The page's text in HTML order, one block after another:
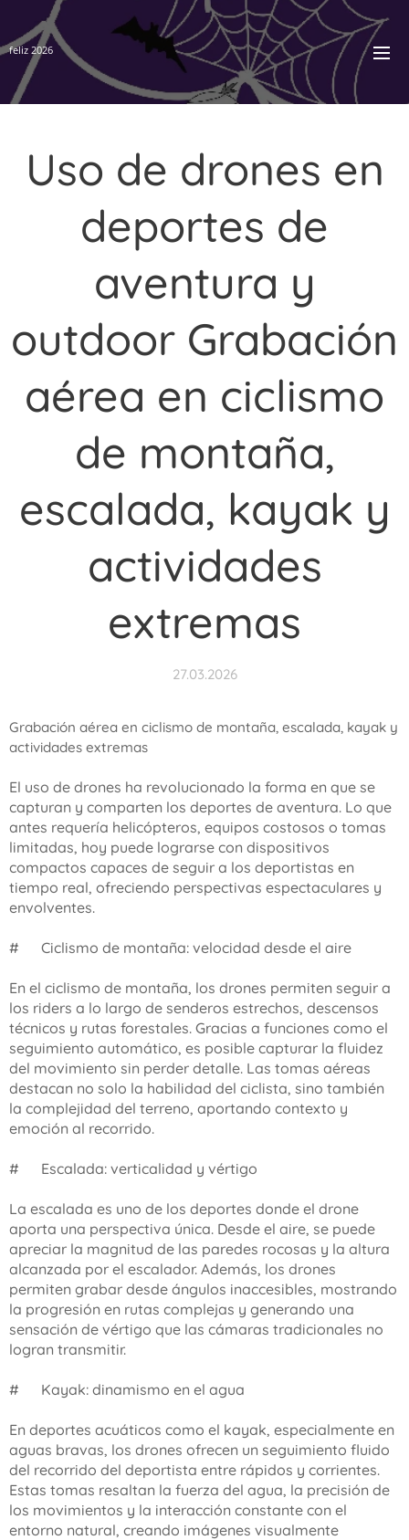
feliz 2026
Uso de drones en
deportes de
aventura y
outdoor Grabación
aérea en ciclismo
de montaña,
escalada, kayak y
actividades
extremas
27.03.2026
Grabación aérea en ciclismo de montaña, escalada, kayak y
actividades extremas
El uso de drones ha revolucionado la forma en que se
capturan y comparten los deportes de aventura. Lo que
antes requería helicópteros, equipos costosos o tomas
limitadas, hoy puede lograrse con dispositivos
compactos capaces de seguir a los deportistas en
tiempo real, ofreciendo perspectivas espectaculares y
envolventes.
#🚴‍♂️ Ciclismo de montaña: velocidad desde el aire
En el ciclismo de montaña, los drones permiten seguir a
los riders a lo largo de senderos estrechos, descensos
técnicos y rutas forestales. Gracias a funciones como el
seguimiento automático, es posible capturar la fluidez
del movimiento sin perder detalle. Las tomas aéreas
destacan no solo la habilidad del ciclista, sino también
la complejidad del terreno, aportando contexto y
emoción al recorrido.
#🧗 Escalada: verticalidad y vértigo
La escalada es uno de los deportes donde el drone
aporta una perspectiva única. Desde el aire, se puede
apreciar la magnitud de las paredes rocosas y la altura
alcanzada por el escalador. Además, los drones
permiten grabar desde ángulos inaccesibles, mostrando
la progresión en rutas complejas y generando una
sensación de vértigo que las cámaras tradicionales no
logran transmitir.
#🚣 Kayak: dinamismo en el agua
En deportes acuáticos como el kayak, especialmente en
aguas bravas, los drones ofrecen un seguimiento fluido
del recorrido del deportista entre rápidos y corrientes.
Estas tomas resaltan la fuerza del agua, la precisión de
los movimientos y la interacción constante con el
entorno natural, creando imágenes visualmente